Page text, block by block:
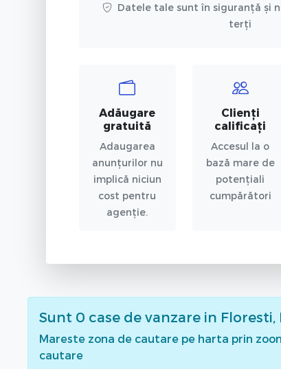
Datele tale sunt în siguranță și
terți
Adăugare
gratuită
Adaugarea
anunțurilor nu
implică niciun
cost pentru
agenție.
Clienți
calificați
Accesul la o
bază mare de
potențiali
cumpărători
Sunt 0 case de vanzare in Floresti,
Mareste zona de cautare pe harta prin
cautare